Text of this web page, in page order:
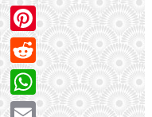
Twitter
Pinterest
Reddit
WhatsApp